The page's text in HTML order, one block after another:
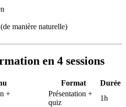
manière naturelle)
en 4 sessions
Format
Durée
+
Présentation +
quiz
1h